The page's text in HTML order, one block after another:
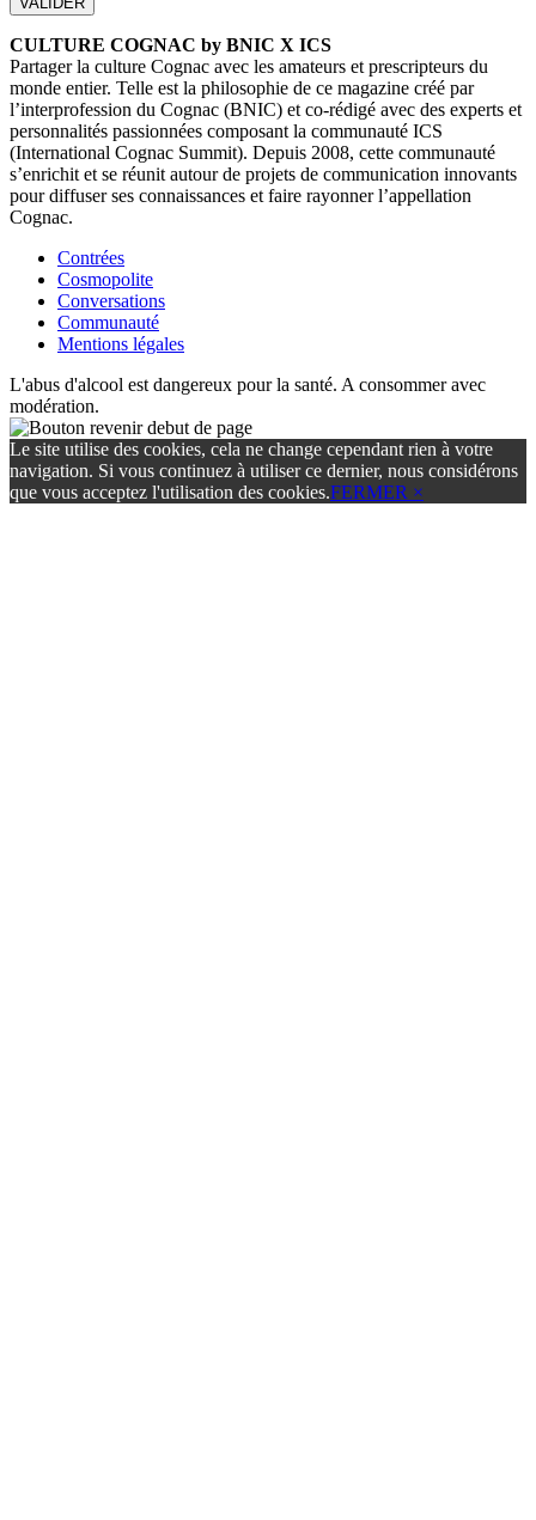
CULTURE COGNAC by BNIC X ICS
Partager la culture Cognac avec les amateurs et prescripteurs du
monde entier. Telle est la philosophie de ce magazine créé par
l’interprofession du Cognac (BNIC) et co-rédigé avec des experts et
personnalités passionnées composant la communauté ICS
(International Cognac Summit). Depuis 2008, cette communauté
s’enrichit et se réunit autour de projets de communication innovants
pour diffuser ses connaissances et faire rayonner l’appellation
Cognac.
Contrées
Cosmopolite
Conversations
Communauté
Mentions légales
L'abus d'alcool est dangereux pour la santé. A consommer avec
modération.
Le site utilise des cookies, cela ne change cependant rien à votre
navigation. Si vous continuez à utiliser ce dernier, nous considérons
que vous acceptez l'utilisation des cookies.FERMER ×